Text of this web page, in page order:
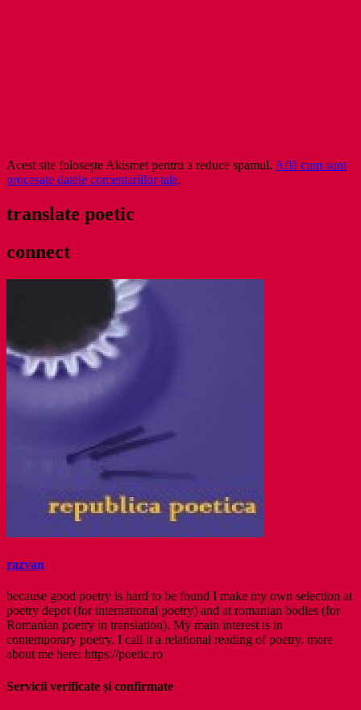
Acest site folosește Akismet pentru a reduce spamul. Află cum sunt
procesate datele comentariilor tale.
translate poetic
connect
razvan
because good poetry is hard to be found I make my own selection at
poetry depot (for international poetry) and at romanian bodies (for
Romanian poetry in translation). My main interest is in
contemporary poetry. I call it a relational reading of poetry. more
about me here: https://poetic.ro
Servicii verificate și confirmate